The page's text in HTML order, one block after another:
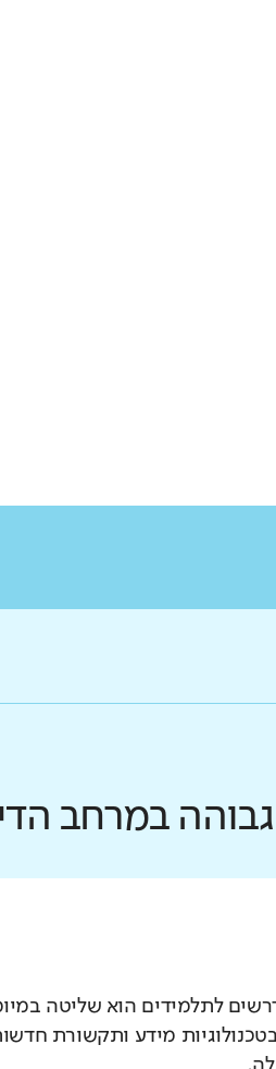
במרחב
החשובים הנדרשים לתלמידים הוא שליטה
מידע ותקשורת